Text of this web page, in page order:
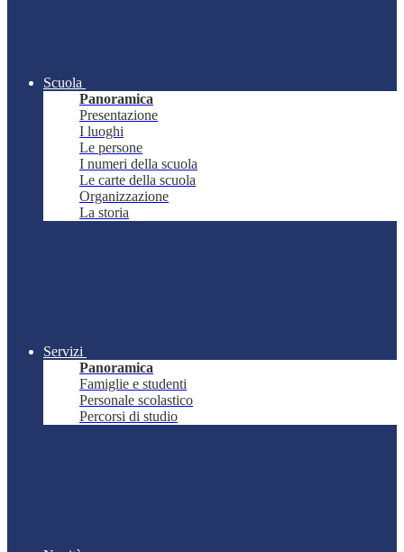
Scuola
Panoramica
Presentazione
I luoghi
Le persone
I numeri della scuola
Le carte della scuola
Organizzazione
La storia
Servizi
Panoramica
Famiglie e studenti
Personale scolastico
Percorsi di studio